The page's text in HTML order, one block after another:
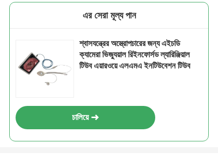
এর সেরা মূল্য পান
শ্বাসযন্ত্রের অস্ত্রোপচারের জন্য এইচডি
ক্যামেরা ভিজ্যুয়াল রিইনফোর্সড ল্যারিঞ্জিয়াল
টিউব এয়ারওয়ে এলএমএ ইনটিউবেশন টিউব
চালিয়ে